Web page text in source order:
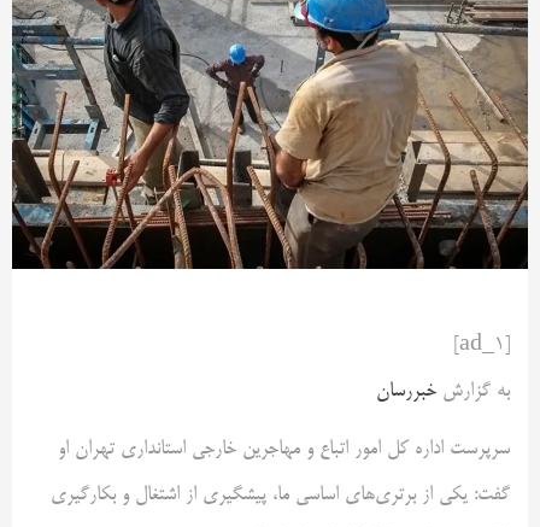
به گزارش خبررسان
سرپرست اداره کل امور اتباع و مهاجرین خارجی استانداری تهران او
گفت: یکی از برتری‌های اساسی ما، پیشگیری از اشتغال و بکارگیری